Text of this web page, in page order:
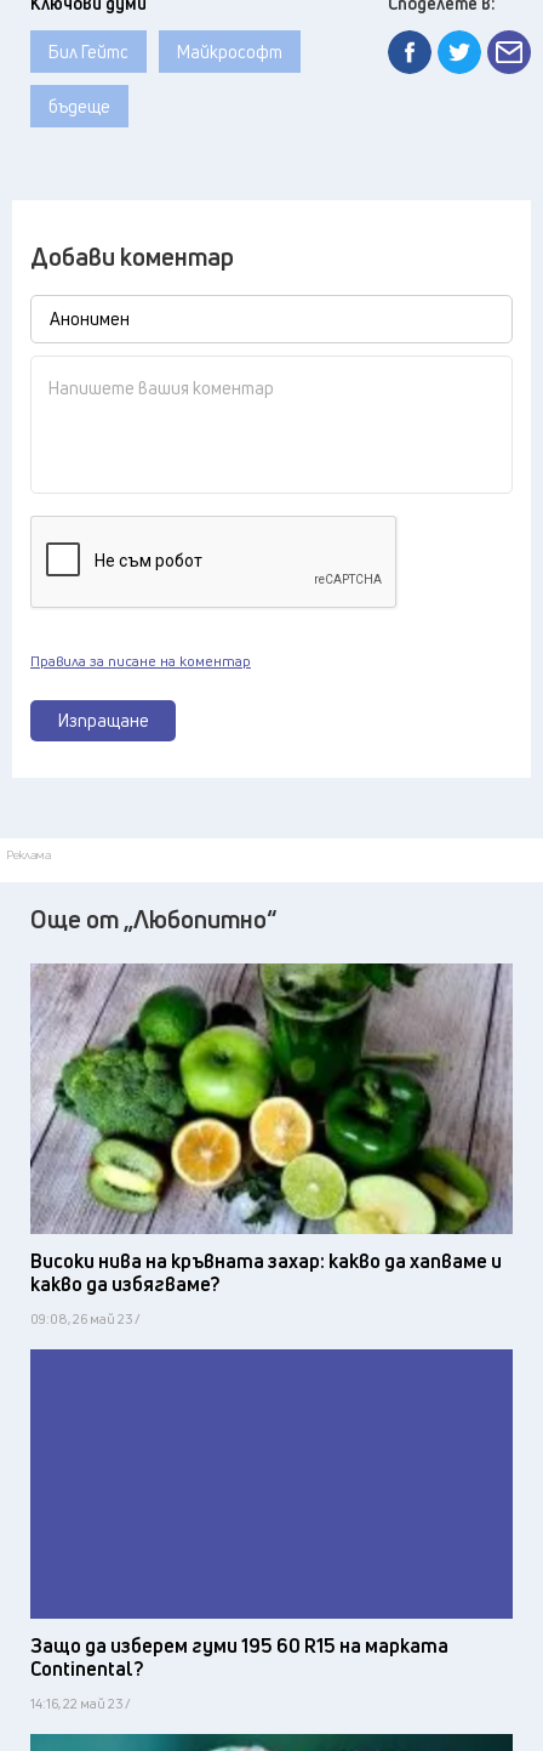
Бил Гейтс Майкрософт
бъдеще
Добави коментар
Изпращане
Правила за писане на коментар
Реклама
Още от „Любопитно“
Високи нива на кръвната захар: какво да хапваме и
какво да избягваме?
09:08, 26 май 23 /
Защо да изберем гуми 195 60 R15 на марката
Continental?
14:16, 22 май 23 /